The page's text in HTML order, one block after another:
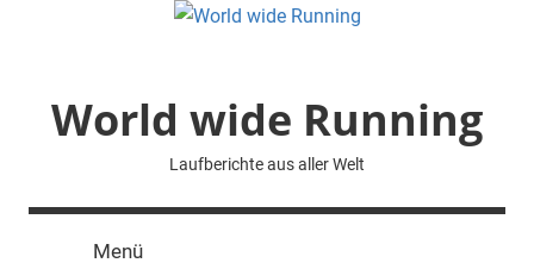
World wide Running
Laufberichte aus aller Welt
Menü